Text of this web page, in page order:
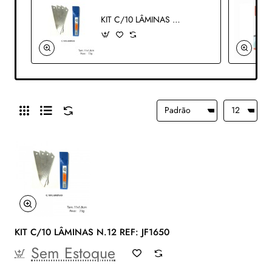
KIT C/10 LÂMINAS N.12 REF: JF1650
KIT C/10 LÂMINAS N.12 REF: JF1650
Sem Estoque